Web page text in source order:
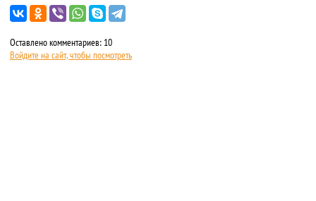
Оставлено комментариев: 10
Войдите на сайт, чтобы посмотреть